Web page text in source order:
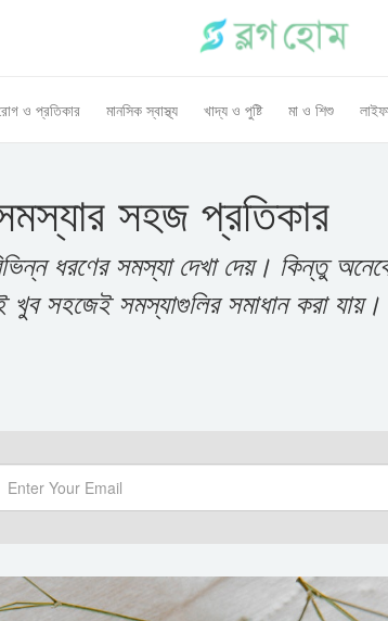
ও প্রতিকার মানসিক স্বাস্থ্য খাদ্য ও পুষ্টি মা ও শিশু
সহজ প্রতিকার
ধরণের সমস্যা দেখা দেয়। কিন্তু
সহজেই সমস্যাগুলির সমাধান করা যায়।